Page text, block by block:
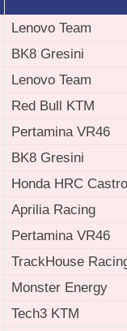
Lenovo Team
BK8 Gresini
Lenovo Team
Red Bull KTM
Pertamina VR46
BK8 Gresini
Honda HRC
Aprilia Racing
Pertamina VR46
TrackHouse
Monster Energy
Tech3 KTM